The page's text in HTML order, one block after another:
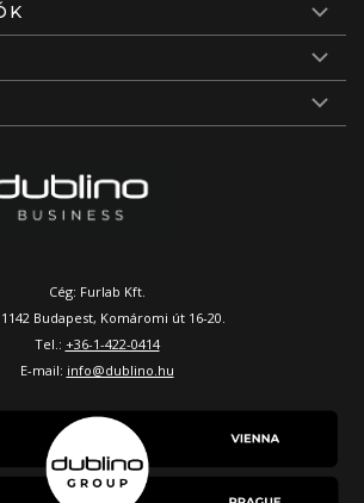
Cég: Furlab Kft.
Budapest, Komáromi út 16-20.
Tel.: +36-1-422-0414
E-mail: info@dublino.hu